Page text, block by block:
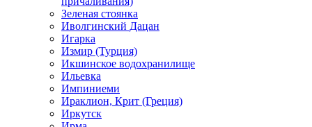
Зеленая стоянка
Иволгинский Дацан
Игарка
Измир (Турция)
Икшинское водохранилище
Ильевка
Импиниеми
Ираклион, Крит (Греция)
Иркутск